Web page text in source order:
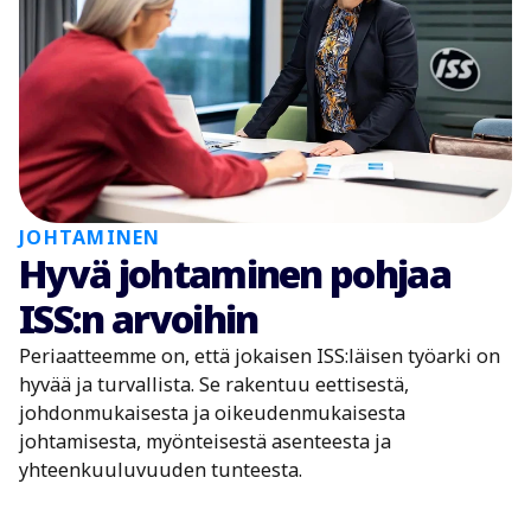
JOHTAMINEN
Hyvä johtaminen pohjaa
ISS:n arvoihin
Periaatteemme on, että jokaisen ISS:läisen työarki on
hyvää ja turvallista. Se rakentuu eettisestä,
johdonmukaisesta ja oikeudenmukaisesta
johtamisesta, myönteisestä asenteesta ja
yhteenkuuluvuuden tunteesta.